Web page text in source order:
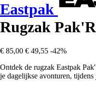
Eastpak
Rugzak Pak'R
€ 85,00 € 49,55 -42%
Ontdek de rugzak Eastpak
je dagelijkse avonturen,